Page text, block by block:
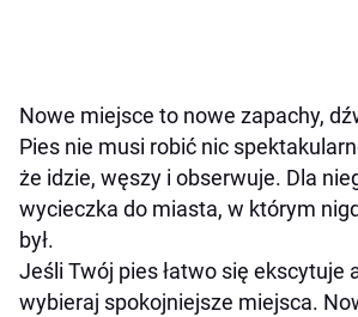
Nowe miejsce to nowe zapachy,
Pies nie musi robić nic
że idzie, węszy i obserwuje. Dla
wycieczka do miasta, w którym
był.
Jeśli Twój pies łatwo się ekscytuje
wybieraj spokojniejsze miejsca.